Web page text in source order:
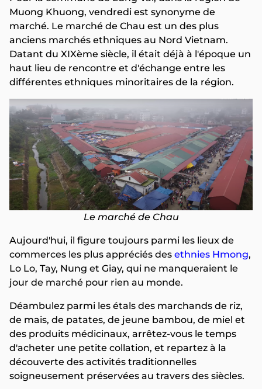
Muong Khuong, vendredi est synonyme de
marché. Le marché de Chau est un des plus
anciens marchés ethniques au Nord Vietnam.
Datant du XIXème siècle, il était déjà à l'époque un
haut lieu de rencontre et d'échange entre les
différentes ethniques minoritaires de la région.
Le marché de Chau
Aujourd'hui, il figure toujours parmi les lieux de
commerces les plus appréciés des ethnies Hmong,
Lo Lo, Tay, Nung et Giay, qui ne manqueraient le
jour de marché pour rien au monde.
Déambulez parmi les étals des marchands de riz,
de mais, de patates, de jeune bambou, de miel et
des produits médicinaux, arrêtez-vous le temps
d'acheter une petite collation, et repartez à la
découverte des activités traditionnelles
soigneusement préservées au travers des siècles.